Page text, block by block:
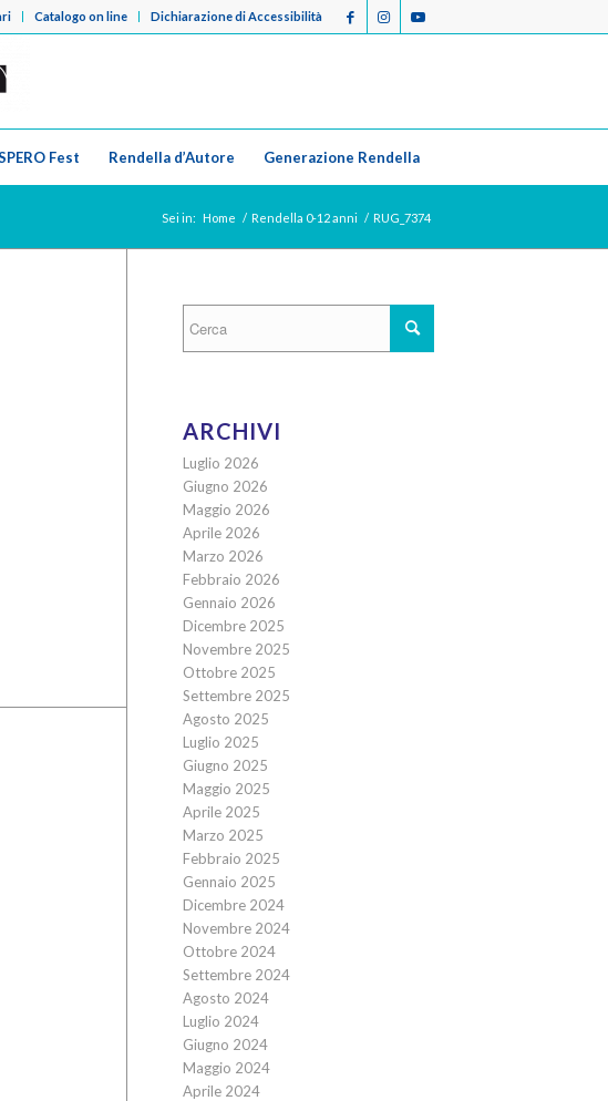
Catalogo on line Dichiarazione di Accessibilità
Fest Rendella d’Autore Generazione Rendella
Sei in: Home / Rendella 0-12 anni / RUG_7374
ARCHIVI
Luglio 2026
Giugno 2026
Maggio 2026
Aprile 2026
Marzo 2026
Febbraio 2026
Gennaio 2026
Dicembre 2025
Novembre 2025
Ottobre 2025
Settembre 2025
Agosto 2025
Luglio 2025
Giugno 2025
Maggio 2025
Aprile 2025
Marzo 2025
Febbraio 2025
Gennaio 2025
Dicembre 2024
Novembre 2024
Ottobre 2024
Settembre 2024
Agosto 2024
Luglio 2024
Giugno 2024
Maggio 2024
Aprile 2024